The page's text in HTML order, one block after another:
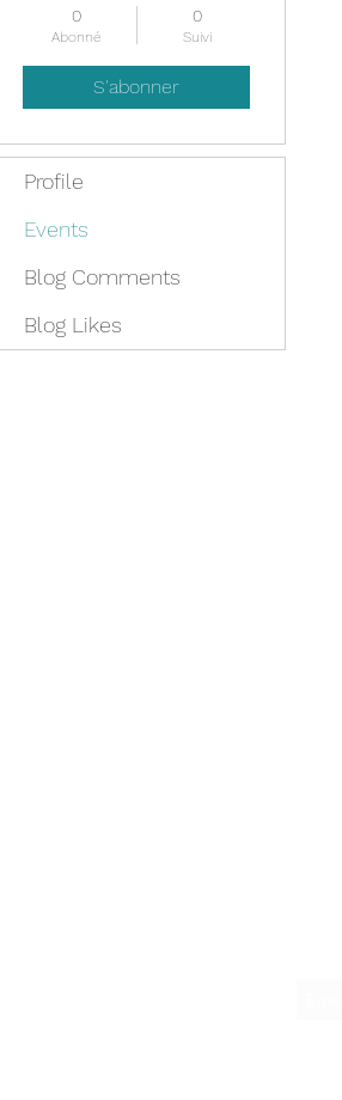
0
Abonné
0
Suivi
S'abonner
Profile
Events
Blog Comments
Blog Likes